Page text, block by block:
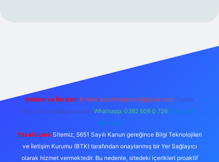
Reklam ve İletişim: E-mail: backlinkpaneli@gmail.com Teams:
forumhizmeti@gmail.com Whatsapp: 0262 606 0 726 Telegram:
@karabul
Yasal Uyarı: Sitemiz, 5651 Sayılı Kanun gereğince Bilgi Teknolojileri
ve İletişim Kurumu (BTK) tarafından onaylanmış bir Yer Sağlayıcı
olarak hizmet vermektedir. Bu nedenle, sitedeki içerikleri proaktif